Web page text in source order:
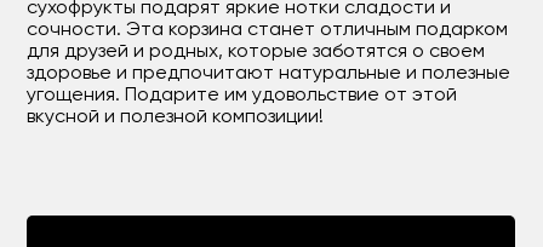
сухофрукты подарят яркие нотки сладости и
сочности. Эта корзина станет отличным подарком
для друзей и родных, которые заботятся о своем
здоровье и предпочитают натуральные и полезные
угощения. Подарите им удовольствие от этой
вкусной и полезной композиции!